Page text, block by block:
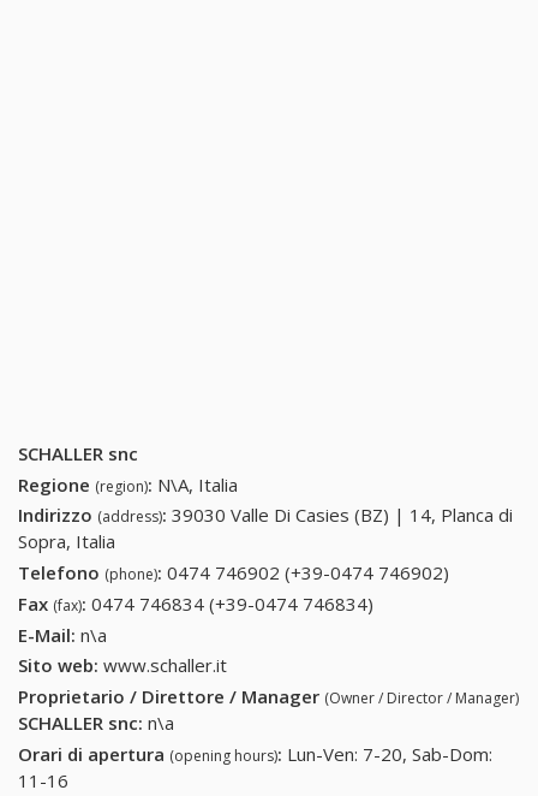
SCHALLER snc
Regione (region): N\A, Italia
Indirizzo (address): 39030 Valle Di Casies (BZ) | 14, Planca di
Sopra, Italia
Telefono (phone): 0474 746902 (+39-0474 746902)
Fax (fax): 0474 746834 (+39-0474 746834)
E-Mail: n\a
Sito web: www.schaller.it
Proprietario / Direttore / Manager (Owner / Director / Manager)
SCHALLER snc: n\a
Orari di apertura (opening hours): Lun-Ven: 7-20, Sab-Dom:
11-16